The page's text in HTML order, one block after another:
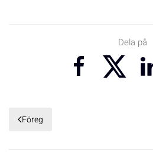
Dela på
Föreg